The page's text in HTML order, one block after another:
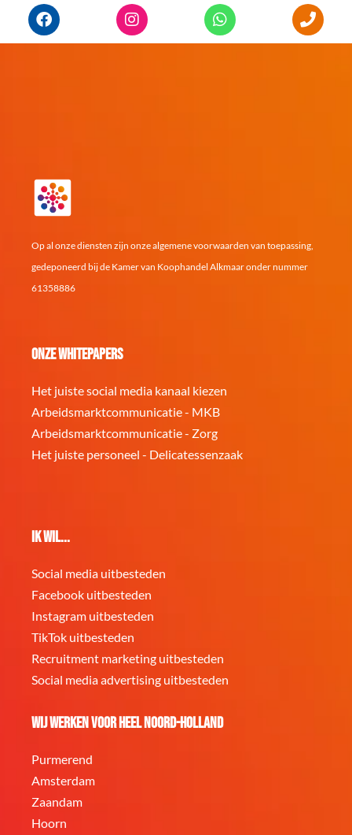
F
a
c
I
n
s
W
h
a
P
h
o
Op al onze diensten zijn onze algemene voorwaarden van toepassing,
gedeponeerd bij de Kamer van Koophandel Alkmaar onder nummer
61358886
Onze whitepapers
Het juiste social media kanaal kiezen
Arbeidsmarktcommunicatie - MKB
Arbeidsmarktcommunicatie - Zorg
Het juiste personeel - Delicatessenzaak
Ik wil...
Social media uitbesteden
Facebook uitbesteden
Instagram uitbesteden
TikTok uitbesteden
Recruitment marketing uitbesteden
Social media advertising uitbesteden
Wij werken voor heel Noord-Holland
Purmerend
Amsterdam
Zaandam
Hoorn